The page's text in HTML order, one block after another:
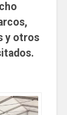
y otros